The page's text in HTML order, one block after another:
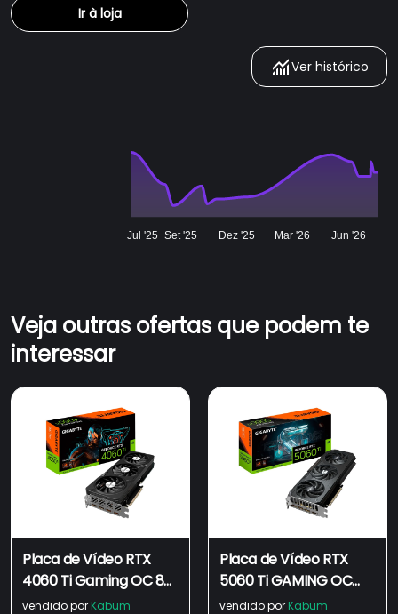
Ir à loja
Ver histórico
Jul '25 Set '25 Dez '25 Mar '26 Jun '26
Veja outras ofertas que podem te
interessar
Placa de Vídeo RTX
4060 Ti Gaming OC 8G
Gigabyte NVIDIA
vendido por Kabum
Placa de Vídeo RTX
5060 Ti GAMING OC
16G Gigabyte NVIDIA
vendido por Kabum